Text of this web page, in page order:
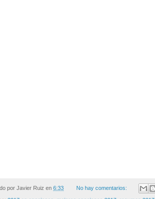
por Javier Ruiz en 6:33 No hay comentarios: